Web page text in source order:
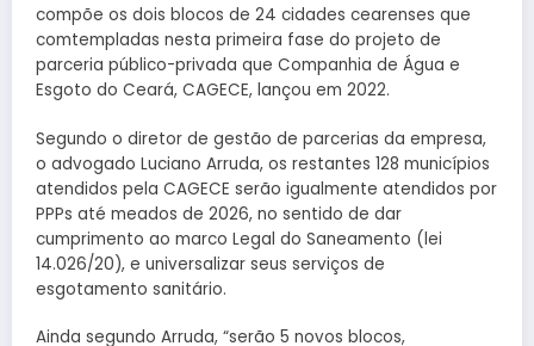
compõe os dois blocos de 24 cidades cearenses que
comtempladas nesta primeira fase do projeto de
parceria público-privada que Companhia de Água e
Esgoto do Ceará, CAGECE, lançou em 2022.
Segundo o diretor de gestão de parcerias da empresa,
o advogado Luciano Arruda, os restantes 128 municípios
atendidos pela CAGECE serão igualmente atendidos por
PPPs até meados de 2026, no sentido de dar
cumprimento ao marco Legal do Saneamento (lei
14.026/20), e universalizar seus serviços de
esgotamento sanitário.
Ainda segundo Arruda, “serão 5 novos blocos,